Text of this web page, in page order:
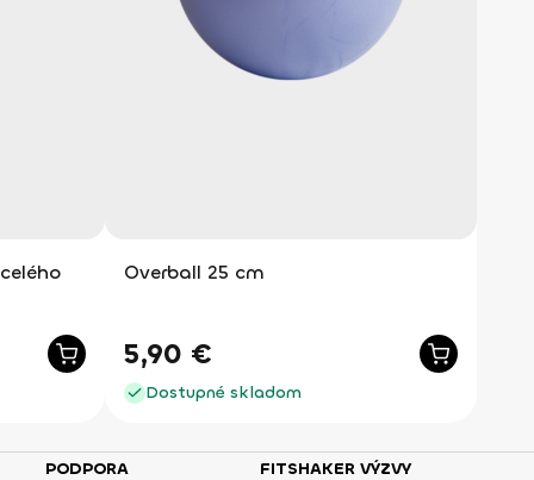
Overball 25 cm
5,90 €
Dostupné skladom
PODPORA FITSHAKER VÝZVY